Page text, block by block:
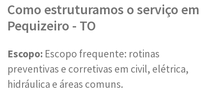
Como estruturamos o serviço em
Pequizeiro - TO
Escopo: Escopo frequente: rotinas
preventivas e corretivas em civil, elétrica,
hidráulica e áreas comuns.